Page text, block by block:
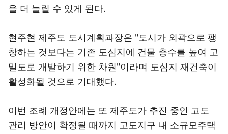
을 더 늘릴 수 있게 된다.
현주현 제주도 도시계획과장은 "도시가 외곽으로 팽
창하는 것보다는 기존 도심지에 건물 층수를 높여 고
밀도로 개발하기 위한 차원"이라며 도심지 재건축이
활성화될 것으로 기대했다.
이번 조례 개정안에는 또 제주도가 추진 중인 고도
관리 방안이 확정될 때까지 고도지구 내 소규모주택